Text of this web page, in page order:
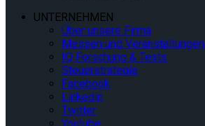
UNTERNEHMEN
Über unsere Firma
Messen und Veranstaltungen
IQ Forschung & Tests
Steuerstrategie
Facebook
Linkedin
Twitter
Youtube